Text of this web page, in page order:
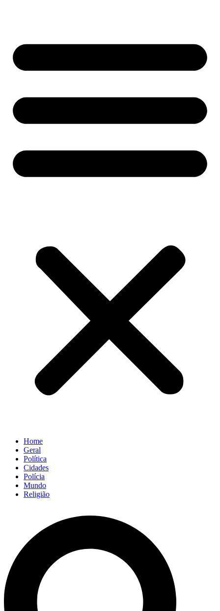
Home
Geral
Política
Cidades
Polícia
Mundo
Religião